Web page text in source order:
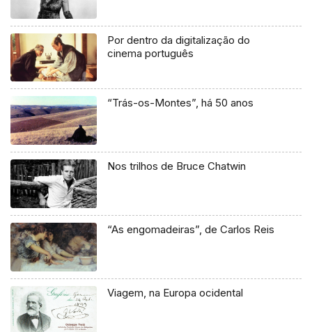
Por dentro da digitalização do
cinema português
“Trás-os-Montes”, há 50 anos
Nos trilhos de Bruce Chatwin
“As engomadeiras”, de Carlos Reis
Viagem, na Europa ocidental